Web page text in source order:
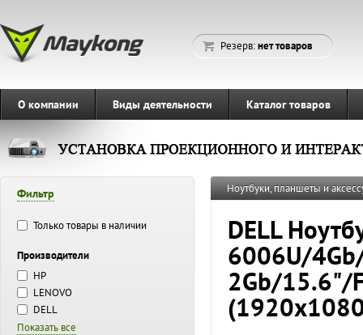
Резерв:нет товаров
О компании Виды деятельности Каталог товаров
Фильтр
Только товары в наличии
Производители
HP
LENOVO
DELL
Показать все
Ноутбуки, планшеты и
DELL
6006U/
2Gb/15.6"/